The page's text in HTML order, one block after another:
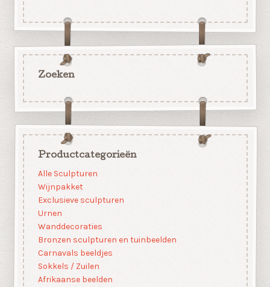
Zoeken
Productcategorieën
Alle Sculpturen
Wijnpakket
Exclusieve sculpturen
Urnen
Wanddecoraties
Bronzen sculpturen en tuinbeelden
Carnavals beeldjes
Sokkels / Zuilen
Afrikaanse beelden